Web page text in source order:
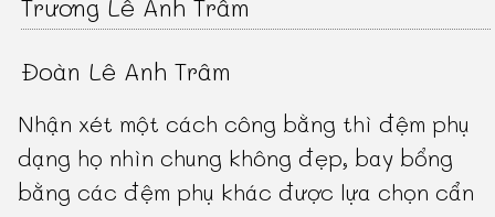
Trương Lê Anh Trâm
Đoàn Lê Anh Trâm
Nhận xét một cách công bằng thì đệm phụ
dạng họ nhìn chung không đẹp, bay bổng
bằng các đệm phụ khác được lựa chọn cẩn